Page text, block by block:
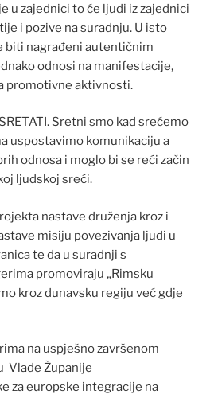
u zajednici to će ljudi iz zajednici
i pozive na suradnju. U isto
nagrađeni autentičnim
odnosi na manifestacije,
promotivne aktivnosti.
Sretni smo kad srećemo
uspostavimo komunikaciju a
odnosa i moglo bi se reći začin
ljudskoj sreći.
nastave druženja kroz i
misiju povezivanja ljudi u
te da u suradnji s
promoviraju „Rimsku
kroz dunavsku regiju već gdje
na uspješno završenom
Vlade Županije
za europske integracije na